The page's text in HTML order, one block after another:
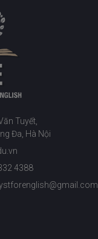
Tuyết,
Đa, Hà Nội
4388